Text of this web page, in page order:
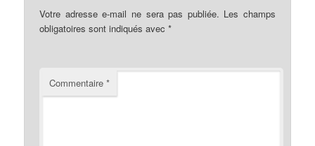
Votre adresse e-mail ne sera pas publiée. Les champs
obligatoires sont indiqués avec*
Commentaire*